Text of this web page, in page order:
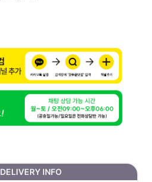
DELIVERY INFO